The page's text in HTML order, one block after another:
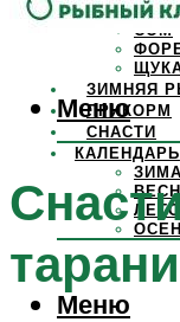
СОМ
ЗИМНЯЯ
ПРИКОРМ
СНАСТИ
КАЛЕНДАРЬ
ЗИМА
ЛЕТО
Меню
Меню
тарани